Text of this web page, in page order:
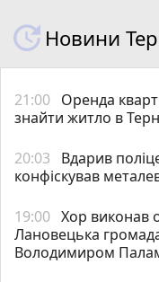
Новини
21:00 Оренда
знайти житло в
20:03
Вдарив
конфіскував
19:00 Хор виконав
Лановецька
Володимиром